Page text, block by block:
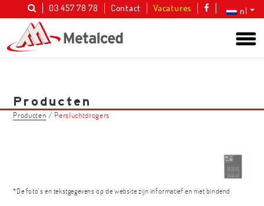
03 457 78 78 Contact Vacatures nl
Producten
Producten / Persluchtdrogers
*De foto's en tekstgegevens op de website zijn informatief en niet bindend.